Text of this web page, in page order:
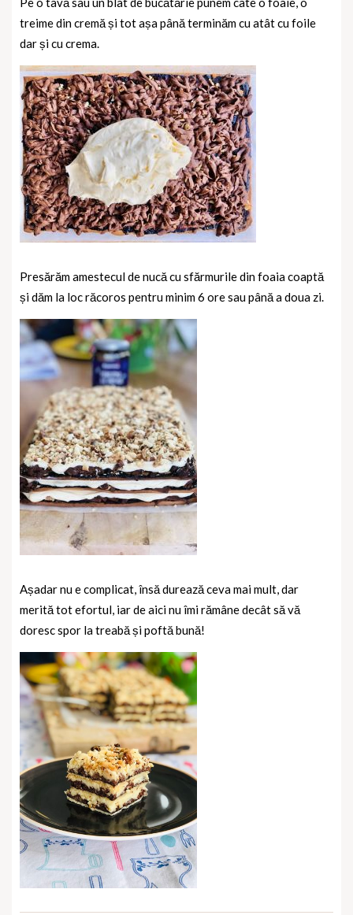
treime din cremă și tot așa până terminăm cu atât cu foile
dar și cu crema.
Presărăm amestecul de nucă cu sfărmurile din foaia coaptă
și dăm la loc răcoros pentru minim 6 ore sau până a doua zi.
Așadar nu e complicat, însă durează ceva mai mult, dar
merită tot efortul, iar de aici nu îmi rămâne decât să vă
doresc spor la treabă și poftă bună!